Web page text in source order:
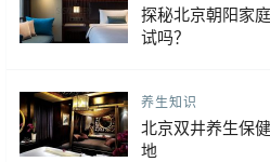
探秘北京朝阳家
试吗？
养生知识
北京双井养生保
地